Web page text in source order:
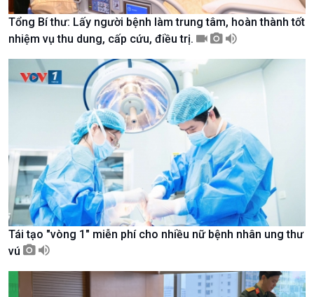
Kinh tế
Trước giờ mở cửa
Dòng chảy Kinh tế
Sức sống hàng Việt
Khởi nghiệp
Tuyên chiến với gian lận
thương mại
Nông nghiệp & Biển đảo
Tin Nông nghiệp & Biển
đảo
Mùa vàng
Biển đảo Việt Nam
Tâm tình biên giới và hải
đảo
Tìm hiểu biển, đảo Việt
Nam
Tổng Bí thư: Lấy người bệnh làm trung tâm, hoàn thành tốt
nhiệm vụ thu dung, cấp cứu, điều trị.
Tái tạo "vòng 1" miễn phí cho nhiều nữ bệnh nhân ung thư
vú